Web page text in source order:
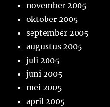
november 2005
oktober 2005
september 2005
augustus 2005
juli 2005
juni 2005
mei 2005
april 2005